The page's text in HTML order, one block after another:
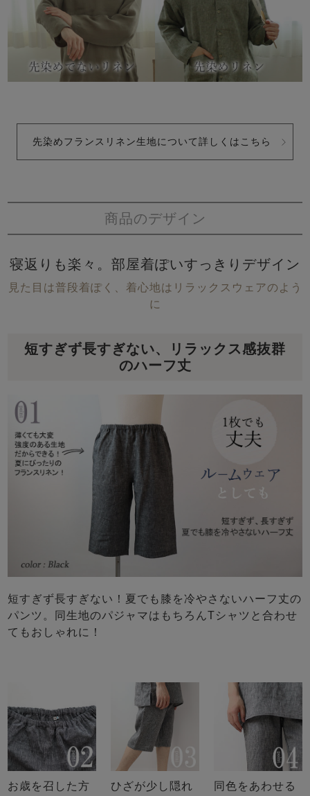
先染めフランスリネン生地について詳しくはこちら
商品のデザイン
寝返りも楽々。部屋着ぽいすっきりデザイン
見た目は普段着ぽく、着心地はリラックスウェアのよう
に
短すぎず長すぎない、リラックス感抜群
のハーフ丈
短すぎず長すぎない！夏でも膝を冷やさないハーフ丈の
パンツ。同生地のパジャマはもちろんTシャツと合わせ
てもおしゃれに！
お歳を召した方
ひざが少し隠れ
同色をあわせる